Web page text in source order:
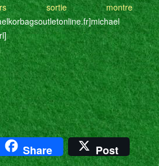
sortie montre
Share Post